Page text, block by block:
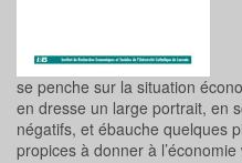
se penche sur la situation
en dresse un large portrait, en
négatifs, et ébauche quelques
propices à donner à